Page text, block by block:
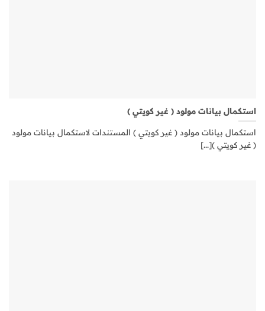
استكمال بيانات مولود ( غير كويتي )
استكمال بيانات مولود ( غير كويتي ) المستندات لاستكمال بيانات مولود
( غير كويتي )[...]